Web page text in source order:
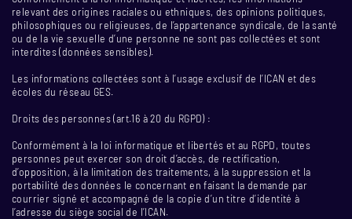
relevant des origines raciales ou ethniques, des opinions politiques,
philosophiques ou religieuses, de l’appartenance syndicale, de la santé
ou de la vie sexuelle d’une personne ne sont pas collectées et sont
interdites (données sensibles).
Les informations collectées sont à l’usage exclusif de l’ICAN et des
écoles du réseau GES.
Droits des personnes (art.16 à 20 du RGPD) :
Conformément à la loi informatique et libertés et au RGPD, toutes
personnes peut exercer son droit d’accès, de rectification,
d’opposition, à la limitation des traitements, à la suppression et la
portabilité des données le concernant en faisant la demande par
courrier signé et accompagné de la copie d’un titre d’identité à
l’adresse du siège social de l’ICAN.